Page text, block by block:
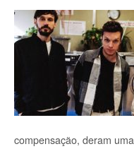
compensação, deram